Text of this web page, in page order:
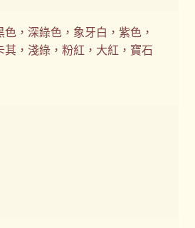
色，深綠色，象牙白，紫色，
其，淺綠，粉紅，大紅，寶石